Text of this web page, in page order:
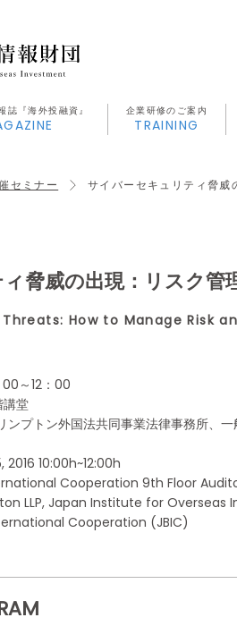
誌『海外投融資』 企業研修のご案内
TRAINING
セミナー サイバーセキュリティ脅威
脅威の出現：リスク管
How to Manage Risk
00～12：00
講堂
ンプトン外国法共同事業法律事務所、
10:00h~12:00h
Cooperation 9th Floor
LLP, Japan Institute for Overseas
Cooperation (JBIC)